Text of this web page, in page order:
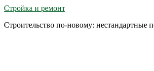
Стройка и ремонт
Строительство по-новому: нестандартные